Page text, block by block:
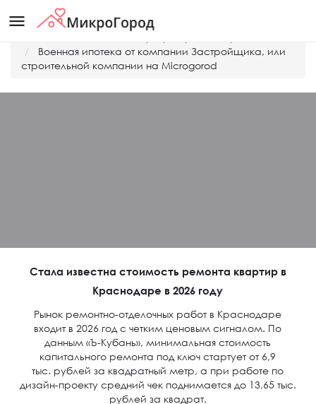
menu
Военная ипотека от компании Застройщика, или
строительной компании на Microgorod
Стала известна стоимость ремонта квартир в
Краснодаре в 2026 году
Рынок ремонтно-отделочных работ в Краснодаре
входит в 2026 год с четким ценовым сигналом. По
данным «Ъ-Кубань», минимальная стоимость
капитального ремонта под ключ стартует от 6,9
тыс. рублей за квадратный метр, а при работе по
дизайн-проекту средний чек поднимается до 13,65 тыс.
рублей за квадрат.